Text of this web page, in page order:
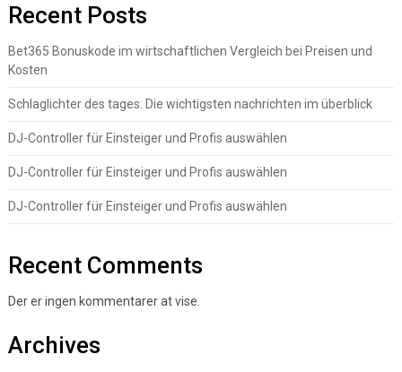
Recent Posts
Bet365 Bonuskode im wirtschaftlichen Vergleich bei Preisen und
Kosten
Schlaglichter des tages: Die wichtigsten nachrichten im überblick
DJ-Controller für Einsteiger und Profis auswählen
DJ-Controller für Einsteiger und Profis auswählen
DJ-Controller für Einsteiger und Profis auswählen
Recent Comments
Der er ingen kommentarer at vise.
Archives